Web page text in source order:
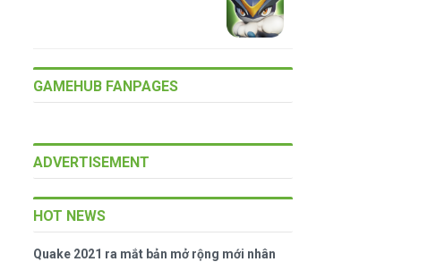
GAMEHUB FANPAGES
ADVERTISEMENT
HOT NEWS
Quake 2021 ra mắt bản mở rộng mới nhân